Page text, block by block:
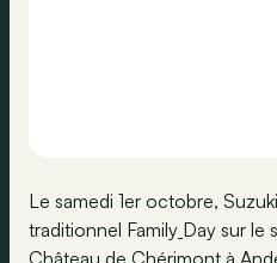
Le samedi 1er octobre,
traditionnel Family Day sur le
Château de Chérimont à